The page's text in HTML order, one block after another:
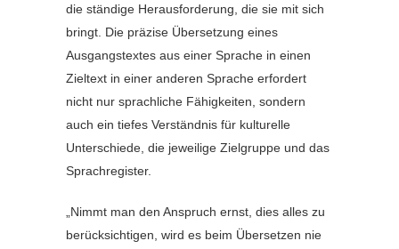
die ständige Herausforderung, die sie mit sich
bringt. Die präzise Übersetzung eines
Ausgangstextes aus einer Sprache in einen
Zieltext in einer anderen Sprache erfordert
nicht nur sprachliche Fähigkeiten, sondern
auch ein tiefes Verständnis für kulturelle
Unterschiede, die jeweilige Zielgruppe und das
Sprachregister.
„Nimmt man den Anspruch ernst, dies alles zu
berücksichtigen, wird es beim Übersetzen nie